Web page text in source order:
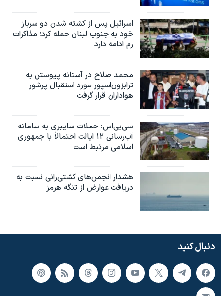
اسرائیل پس از کشته شدن دو سرباز
خود به جنوب لبنان حمله کرد؛ مذاکرات
رم ادامه دارد
محمد صلاح در آستانه پیوستن به
ترابزون‌اسپور مورد استقبال پرشور
هواداران قرار گرفت
سی‌بی‌اس: حملات سایبری به سامانه
آب‌رسانی ۱۲ ایالت احتمالاً با جمهوری
اسلامی مرتبط است
هشدار انجمن‌های کشتی‌رانی نسبت به
دریافت عوارض از تنگه هرمز
دنبال کنید